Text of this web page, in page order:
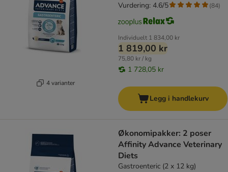
4 varianter
Individuelt 1 834,00 kr
1 819,00 kr
75,80 kr / kg
1 728,05 kr
Vurdering: 4.6/5 (84)
Legg i handlekurv
Økonomipakker: 2 poser
Affinity Advance Veterinary
Diets
Gastroenteric (2 x 12 kg)